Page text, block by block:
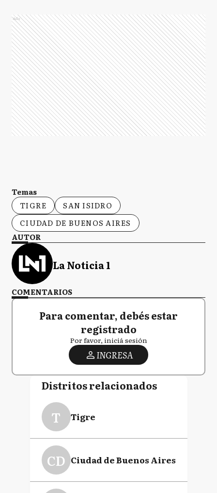
Ads
Temas
TIGRE
SAN ISIDRO
CIUDAD DE BUENOS AIRES
AUTOR
La Noticia 1
COMENTARIOS
Para comentar, debés estar
registrado
Por favor, iniciá sesión
INGRESA
Distritos relacionados
T Tigre
CD Ciudad de Buenos Aires